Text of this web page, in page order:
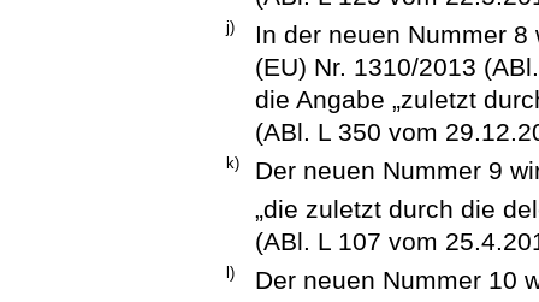
j)
In der neuen Nummer 8
(EU) Nr. 1310/2013
die Angabe „zuletzt
(ABl. L 350 vom
k)
Der neuen Nummer 9
„die zuletzt durch die
(ABl. L 107 vom
l)
Der neuen Nummer 10